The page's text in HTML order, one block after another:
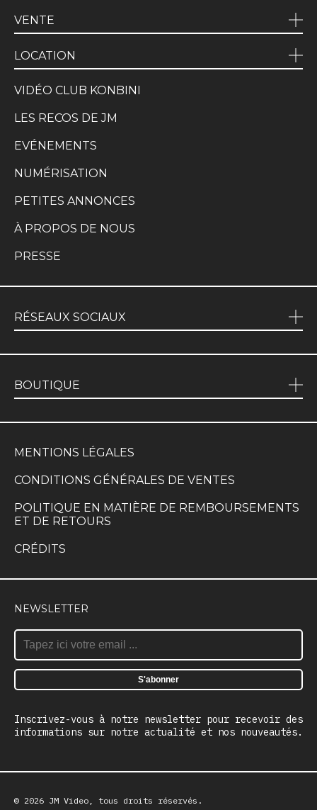
VENTE
LOCATION
VIDÉO CLUB KONBINI
LES RECOS DE JM
EVÉNEMENTS
NUMÉRISATION
PETITES ANNONCES
À PROPOS DE NOUS
PRESSE
RÉSEAUX SOCIAUX
BOUTIQUE
MENTIONS LÉGALES
CONDITIONS GÉNÉRALES DE VENTES
POLITIQUE EN MATIÈRE DE REMBOURSEMENTS
ET DE RETOURS
CRÉDITS
NEWSLETTER
Inscrivez-vous à notre newsletter pour recevoir des
informations sur notre actualité et nos nouveautés.
© 2026 JM Video, tous droits réservés.